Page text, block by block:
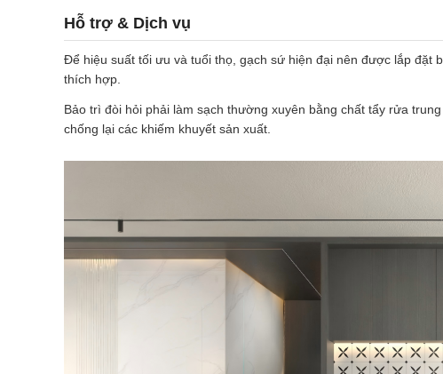
Hỗ trợ & Dịch vụ
Để hiệu suất tối ưu và tuổi thọ, gạch sứ hiện đại nên được lắp đặt
thích hợp.
Bảo trì đòi hỏi phải làm sạch thường xuyên bằng chất tẩy rửa
chống lại các khiếm khuyết sản xuất.